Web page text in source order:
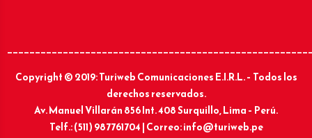
Copyright © 2019: Turiweb Comunicaciones E.I.R.L. – Todos los
derechos reservados.
Av. Manuel Villarán 856 Int. 408 Surquillo, Lima – Perú.
Telf.: (511) 987761704 | Correo: info@turiweb.pe